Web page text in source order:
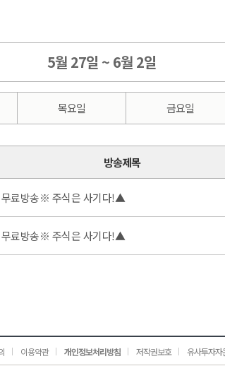
5월 27일 ~ 6월 2일
목요일 금요일
방송제목
료방송※ 주식은 사기다!▲
료방송※ 주식은 사기다!▲
이용약관 개인정보처리방침 저작권보호 유사투자자